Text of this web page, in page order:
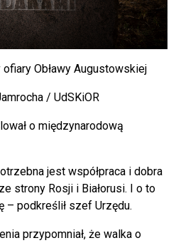
Obławy Augustowskiej
/ UdSKiOR
o międzynarodową
jest współpraca i dobra
strony Rosji i Białorusi. I o to
– podkreślił szef Urzędu.
przypomniał, że walka o